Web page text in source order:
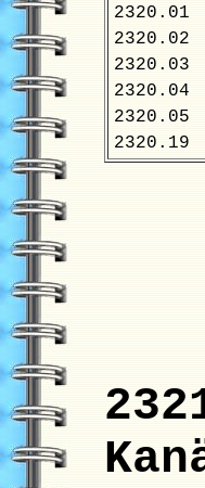
2320.01
2320.02
2320.03
2320.04
2320.05
2320.19